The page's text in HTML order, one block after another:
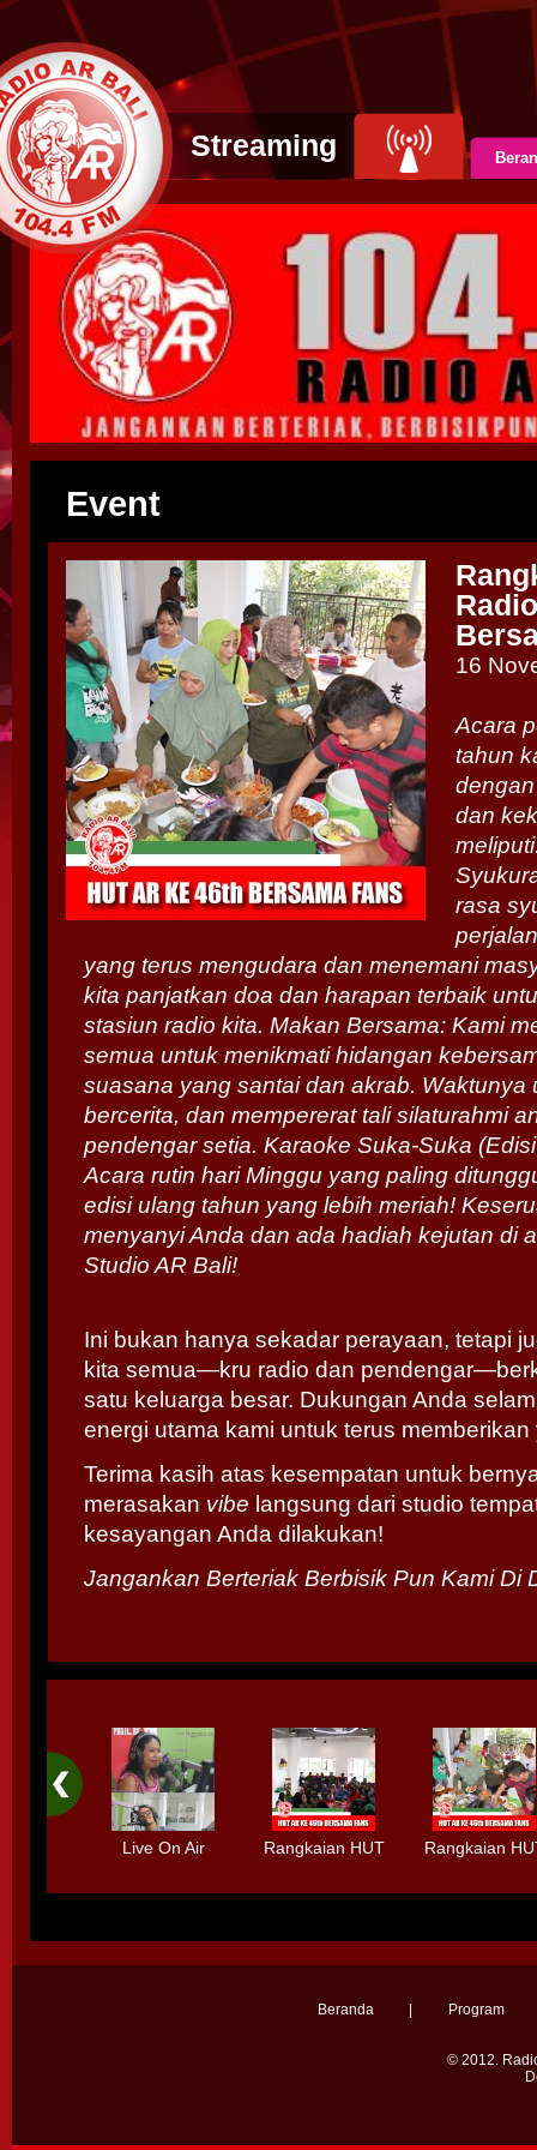
Streaming
Event
16
Acara
tahun
dan
rasa
yang terus mengudara dan menemani
kita panjatkan doa dan harapan terbaik
stasiun radio kita. Makan Bersama: Kami
semua untuk menikmati hidangan
suasana yang santai dan akrab. Waktunya
bercerita, dan mempererat tali silaturahmi
pendengar setia. Karaoke Suka-Suka
Acara rutin hari Minggu yang paling
edisi ulang tahun yang lebih meriah!
menyanyi Anda dan ada hadiah kejutan di
Studio AR Bali!
Ini bukan hanya sekadar perayaan, tetapi
kita semua—kru radio dan
satu keluarga besar. Dukungan Anda
energi utama kami untuk terus memberikan
Terima kasih atas kesempatan untuk
merasakan vibe langsung dari studio
kesayangan Anda dilakukan!
Jangankan Berteriak Berbisik Pun Kami Di
Live On Air
Debut Album -
Rangkaian HUT
46th Bersama
Rangkaian
46th Bersama
Beranda Program
© 2012.